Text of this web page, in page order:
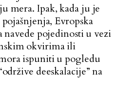
mera. Ipak, kada ju je
Evropska
pojedinosti u vezi
okvirima ili
ispuniti u pogledu
deeskalacije” na